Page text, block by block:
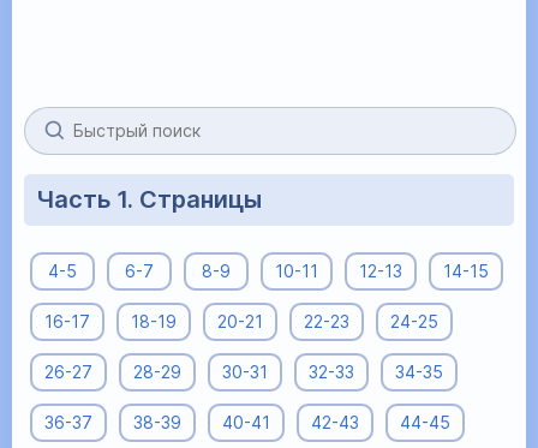
Часть 1. Страницы
4-5 6-7 8-9 10-11 12-13 14-15
16-17 18-19 20-21 22-23 24-25
26-27 28-29 30-31 32-33 34-35
36-37 38-39 40-41 42-43 44-45